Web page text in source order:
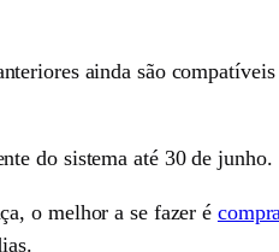
ainda são
do sistema até 30 de junho.
o melhor a se fazer é